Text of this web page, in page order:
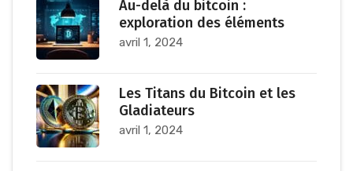
Au-delà du bitcoin :
exploration des éléments
avril 1, 2024
Les Titans du Bitcoin et les
Gladiateurs
avril 1, 2024